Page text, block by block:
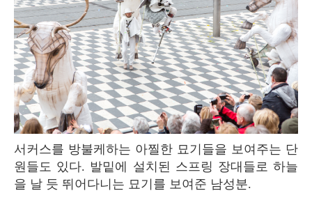
서커스를 방불케하는 아찔한 묘기들을 보여주는 단
원들도 있다. 발밑에 설치된 스프링 장대들로 하늘
을 날 듯 뛰어다니는 묘기를 보여준 남성분.